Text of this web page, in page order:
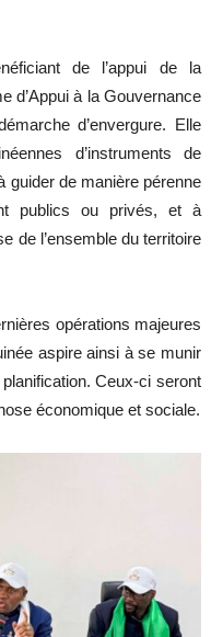
de l’appui de la
d’Appui à la Gouvernance
d’envergure. Elle
d’instruments de
guider de manière pérenne
publics ou privés, et à
de l’ensemble du territoire
opérations majeures
aspire ainsi à se munir
planification. Ceux-ci seront
économique et sociale.